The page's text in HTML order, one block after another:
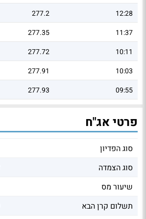
12:28
277.2
11:37
277.35
10:11
277.72
10:03
277.91
09:55
277.93
פרטי אג"ח
סוג הפדיון
סוג הצמדה
שיעור מס
תשלום קרן הבא